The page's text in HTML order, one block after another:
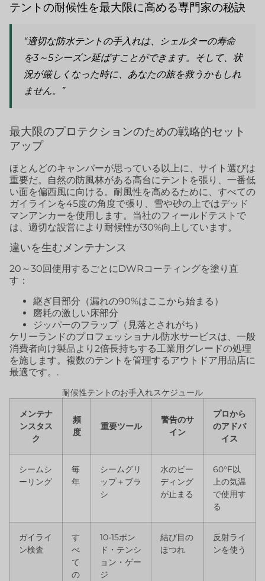
テントの耐候性を最大限に高める専門家の秘訣
“適切な防水テントの手入れは、シェルターの寿命
を3～5シーズン延ばすことができます。そして、状
況が厳しくなった時に、あなたの旅を救うかもしれ
ません。”
最大限のプロテクションのための戦略的セット
アップ
ほとんどのキャンパーが思っている以上に、サイト選びは
重要だ。自然の防風林がある高台にテントを張り、一番低
い面を偏西風に向ける。耐風性を高めるために、すべての
ガイラインを45度の角度で張り、雪や砂の上ではデッド
マンアンカーを使用します。当社のフィールドテストで
は、適切な設営により耐候性が30%向上しています。
違いを生むメンテナンス
20～30回使用するごとにDWRコーティングを塗り直
す：
継ぎ目部分（漏れの90%はここから始まる）
磨耗の激しい床部分
ジッパーのフラップ（見落とされがち）
ケリーランドのプロフェッショナル防水サービスは、一般
消費者向け製品より2倍長持ちする工業用グレードの処理
を施します。複数のテントを管理するアウトドア用品店に
最適です。.
耐候性テントのお手入れスケジュール
メンテナ
ンスタス
ク
頻
度
重要ツール
警告のサ
イン
プロから
のアドバ
イス
シームシ
ーリング
毎
年
シームグリ
ップ＋ブラ
シ
水のビー
ディング
が止まる
60°F以
上の気温
で使用す
る
ガイライ
ン検査
す
べ
て
の
10-15ポン
ド・テンシ
ョン・ゲー
ジ
結び目の
ほつれ
反射ライ
ンを使う